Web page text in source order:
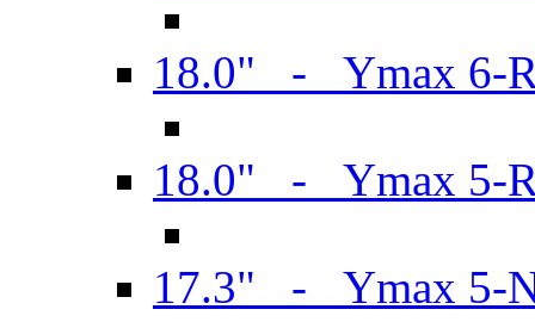
18.0" - Ymax 6-
18.0" - Ymax 5-
17.3" - Ymax 5-